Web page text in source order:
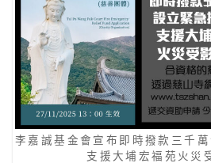
李嘉誠基金會宣布即時撥款三千
支援大埔宏福苑火災